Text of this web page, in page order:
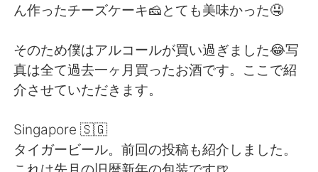
ไทย Indonesia
Italiano Tiếng Việt
Português
ん作ったチーズケーキ🧀とても美味かった🤤
そのため僕はアルコールが買い過ぎました😂写
真は全て過去一ヶ月買ったお酒です。ここで紹
介させていただきます。
Singapore 🇸🇬
タイガービール。前回の投稿も紹介しました。